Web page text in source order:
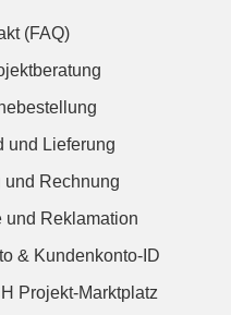
(FAQ)
und Lieferung
und Rechnung
und Reklamation
& Kundenkonto-ID
Projekt-Marktplatz